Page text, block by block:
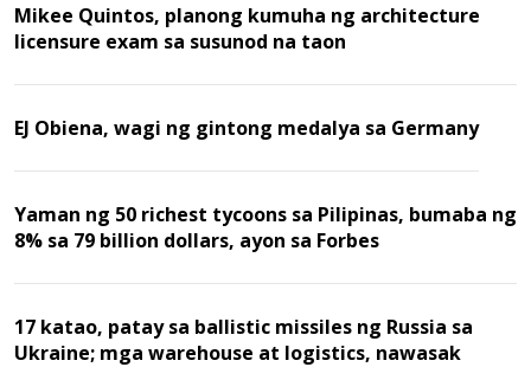
Mikee Quintos, planong kumuha ng architecture
licensure exam sa susunod na taon
EJ Obiena, wagi ng gintong medalya sa Germany
Yaman ng 50 richest tycoons sa Pilipinas, bumaba ng
8% sa 79 billion dollars, ayon sa Forbes
17 katao, patay sa ballistic missiles ng Russia sa
Ukraine; mga warehouse at logistics, nawasak